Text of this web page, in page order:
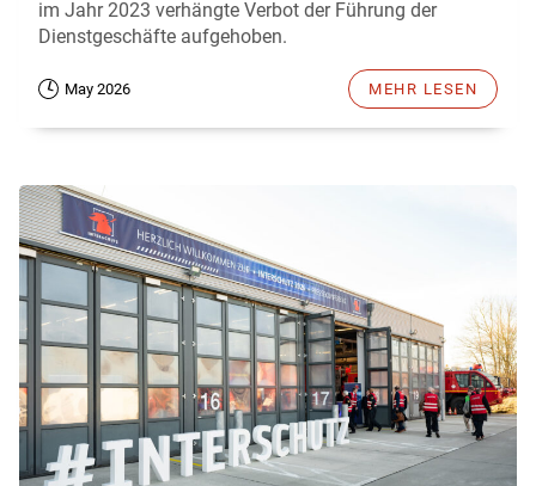
im Jahr 2023 verhängte Verbot der Führung der
Dienstgeschäfte aufgehoben.
May 2026 MEHR LESEN